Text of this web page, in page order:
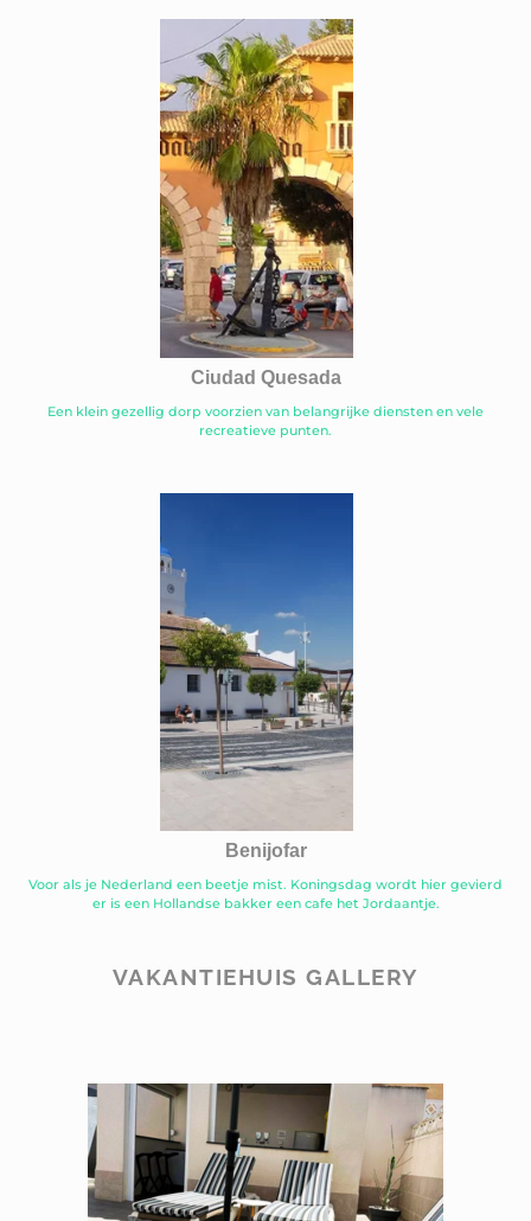
Ciudad Quesada
Een klein gezellig dorp voorzien van belangrijke diensten en vele
recreatieve punten.
Benijofar
Voor als je Nederland een beetje mist. Koningsdag wordt hier gevierd
er is een Hollandse bakker een cafe het Jordaantje.
VAKANTIEHUIS GALLERY